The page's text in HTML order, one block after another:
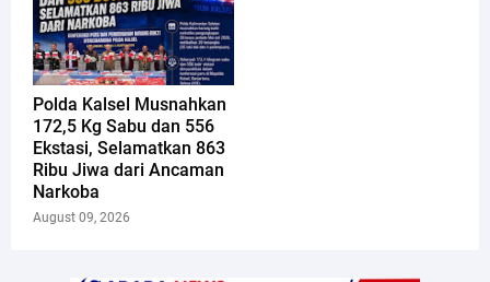
Polda Kalsel Musnahkan
172,5 Kg Sabu dan 556
Ekstasi, Selamatkan 863
Ribu Jiwa dari Ancaman
Narkoba
August 09, 2026